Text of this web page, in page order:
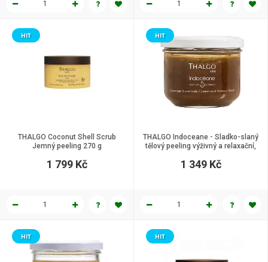
THALGO Coconut Shell Scrub
Jemný peeling 270 g
HIT
1 799 Kč
THALGO Indoceane - Sladko-slaný
tělový peeling výživný a relaxační,
HIT
1 349 Kč
HIT HIT